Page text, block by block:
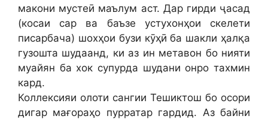
макони мустеӣ маълум аст. Дар гирди ҷасад
(косаи сар ва баъзе устухонҳои скелети
писарбача) шохҳои бузи кӯҳӣ ба шакли ҳалқа
гузошта шудаанд, ки аз ин метавон бо нияти
муайян ба хок супурда шудани онро тахмин
кард.
Коллексияи олоти сангии Тешиктош бо осори
дигар мағораҳо пурратар гардид. Аз байни